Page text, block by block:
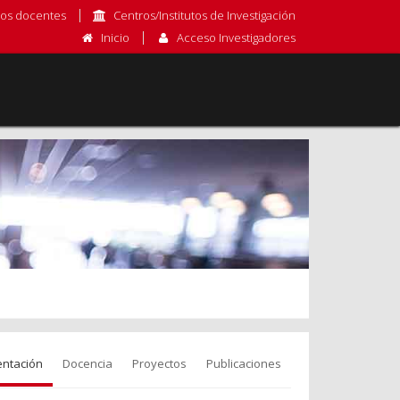
docentes
Centros/Institutos de Investigación
Inicio
Acceso Investigadores
Docencia Proyectos Publicaciones